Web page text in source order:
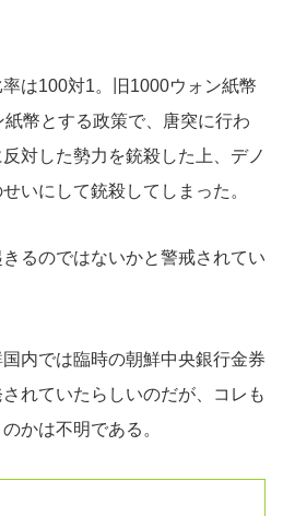
率は100対1。旧1000ウォン紙幣
幣とする政策で、唐突に行わ
対した勢力を銃殺した上、デノ
いにして銃殺してしまった。
るのではないかと警戒されてい
内では臨時の朝鮮中央銀行金券
れていたらしいのだが、コレも
かは不明である。